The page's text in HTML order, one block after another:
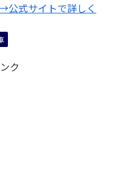
公式サイトで詳しく
ク